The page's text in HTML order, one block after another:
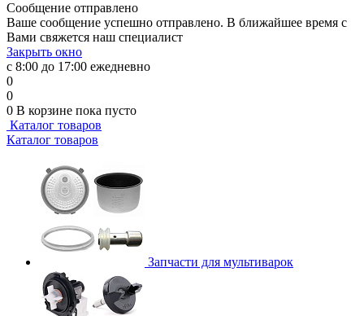
Сообщение отправлено
Ваше сообщение успешно отправлено. В ближайшее время с
Вами свяжется наш специалист
Закрыть окно
с 8:00 до 17:00 ежедневно
0
0
0 В корзине пока пусто
Каталог товаров
Каталог товаров
Запчасти для мультиварок